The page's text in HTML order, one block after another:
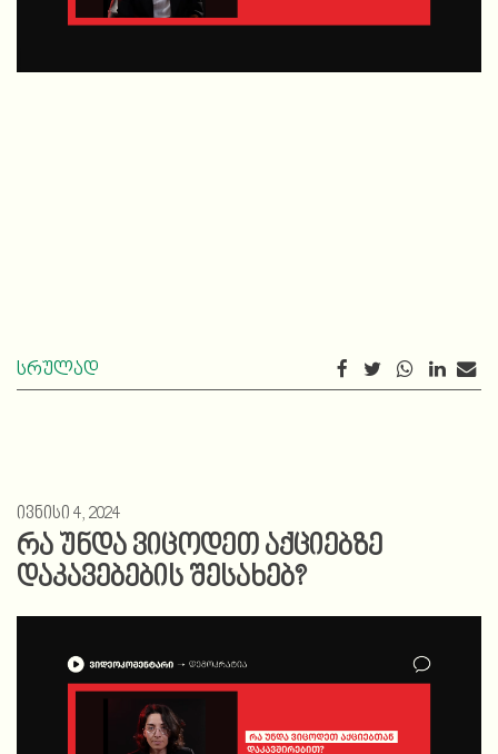
სრულად
ივნისი 4, 2024
რა უნდა ვიცოდეთ აქციებზე
დაკავებების შესახებ?